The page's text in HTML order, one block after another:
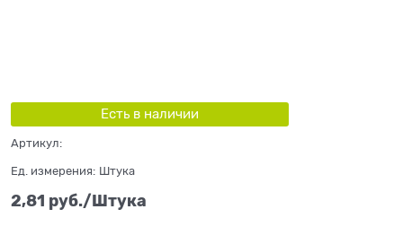
Есть в наличии
Артикул:
Ед. измерения: Штука
2,81 руб./Штука